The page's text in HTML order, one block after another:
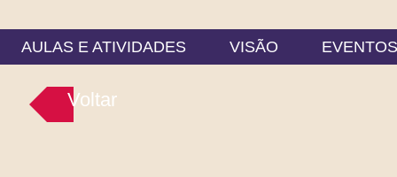
AULAS E ATIVIDADES VISÃO EVENTOS
Voltar